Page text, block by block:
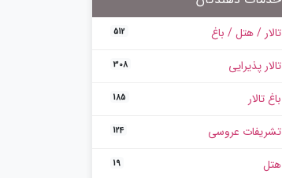
تالار / هتل / باغ 512
تالار پذیرایی 308
باغ تالار 185
تشریفات عروسی 124
هتل 19